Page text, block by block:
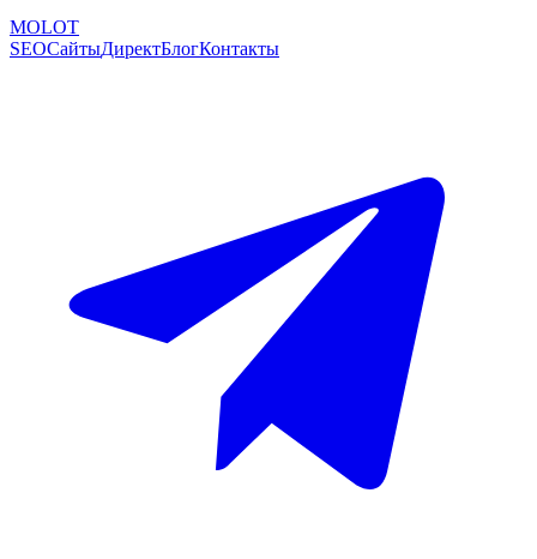
MOLOT
SEOСайтыДиректБлогКонтакты